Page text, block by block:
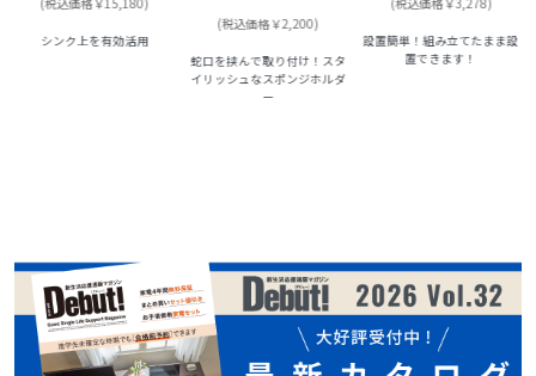
シンク上を有効活用
(税込価格￥2,200)
蛇口を挟んで取り付け！スタ
イリッシュなスポンジホルダ
ー
設置簡単！組み立てたまま設
置できます！